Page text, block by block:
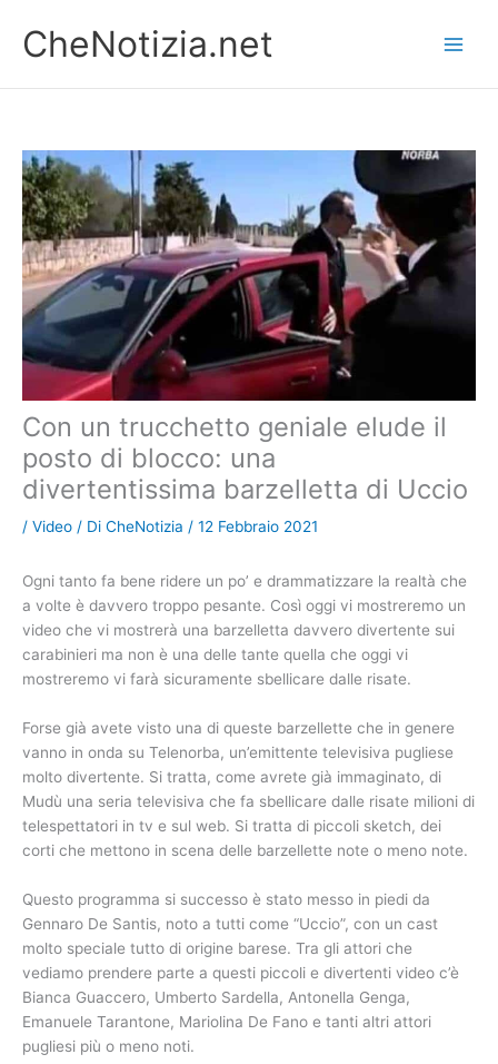
contenuto
CheNotizia.net
Con un trucchetto geniale elude il
posto di blocco: una
divertentissima barzelletta di Uccio
/ Video / Di CheNotizia / 12 Febbraio 2021
Ogni tanto fa bene ridere un po’ e drammatizzare la realtà che
a volte è davvero troppo pesante. Così oggi vi mostreremo un
video che vi mostrerà una barzelletta davvero divertente sui
carabinieri ma non è una delle tante quella che oggi vi
mostreremo vi farà sicuramente sbellicare dalle risate.
Forse già avete visto una di queste barzellette che in genere
vanno in onda su Telenorba, un’emittente televisiva pugliese
molto divertente. Si tratta, come avrete già immaginato, di
Mudù una seria televisiva che fa sbellicare dalle risate milioni di
telespettatori in tv e sul web. Si tratta di piccoli sketch, dei
corti che mettono in scena delle barzellette note o meno note.
Questo programma si successo è stato messo in piedi da
Gennaro De Santis, noto a tutti come “Uccio”, con un cast
molto speciale tutto di origine barese. Tra gli attori che
vediamo prendere parte a questi piccoli e divertenti video c’è
Bianca Guaccero, Umberto Sardella, Antonella Genga,
Emanuele Tarantone, Mariolina De Fano e tanti altri attori
pugliesi più o meno noti.